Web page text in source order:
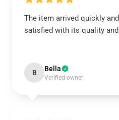
The item arrived quickly
satisfied with its quality
B Bella
Verified owner